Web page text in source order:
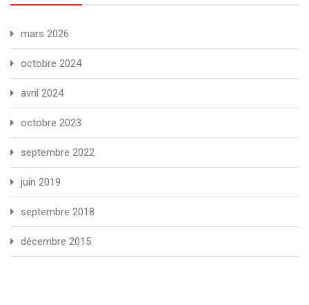
mars 2026
octobre 2024
avril 2024
octobre 2023
septembre 2022
juin 2019
septembre 2018
décembre 2015